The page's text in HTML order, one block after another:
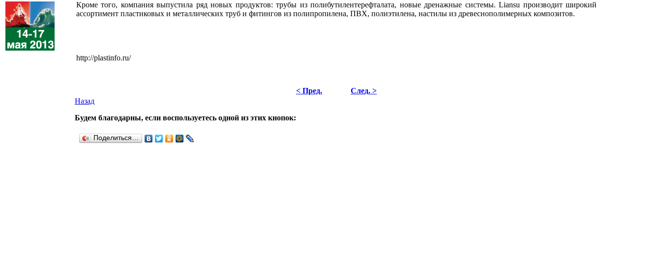
Кроме того, компания выпустила ряд новых продуктов: трубы из полибутилентерефталата, новые дренажные системы. Liansu производит широкий
ассортимент пластиковых и металлических труб и фитингов из полипропилена, ПВХ, полиэтилена, настилы из древеснополимерных композитов.
http://plastinfo.ru/
< Пред.
След. >
Назад
Будем благодарны, если воспользуетесь одной из этих кнопок:
Поделиться…